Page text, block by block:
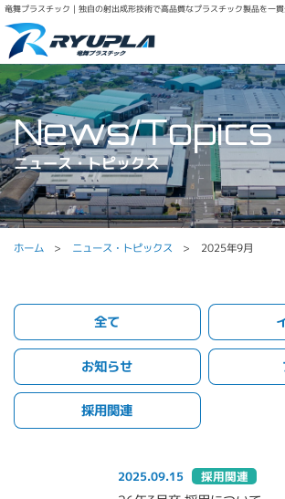
竜舞プラスチック｜独自の射出成形技術で高品質なプラスチック製品を一
ニュース・トピックス
ホーム ニュース・トピックス 2025年9月
全て
お知らせ
採用関連
2025.09.15 採用関連